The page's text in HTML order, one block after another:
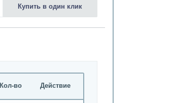
Купить в один клик
Кол-во Действие